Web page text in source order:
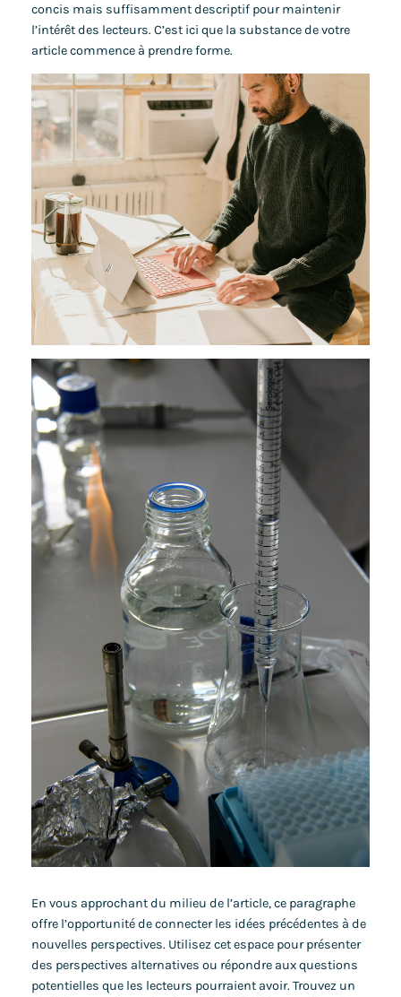
concis mais suffisamment descriptif pour maintenir
l’intérêt des lecteurs. C’est ici que la substance de votre
article commence à prendre forme.
En vous approchant du milieu de l’article, ce paragraphe
offre l’opportunité de connecter les idées précédentes à de
nouvelles perspectives. Utilisez cet espace pour présenter
des perspectives alternatives ou répondre aux questions
potentielles que les lecteurs pourraient avoir. Trouvez un